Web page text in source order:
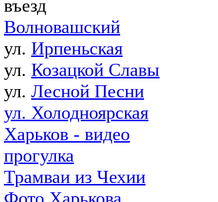
въезд
Волновашский
ул. Ирпеньская
ул. Козацкой Славы
ул. Лесной Песни
ул. Холодноярская
Харьков - видео
прогулка
Трамваи из Чехии